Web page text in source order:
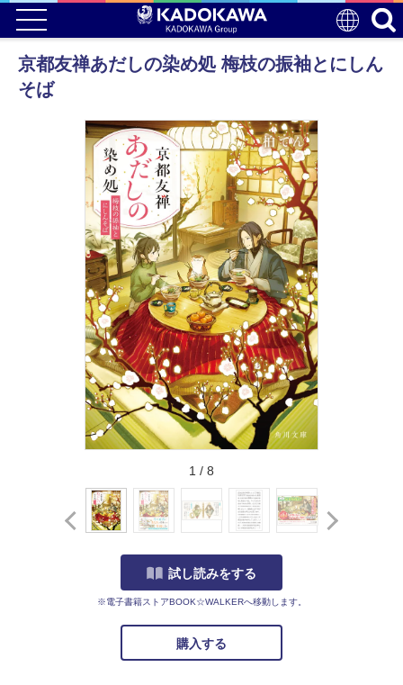
京都友禅あだしの染め処 梅枝の振袖とにしん
そば
1 / 8
試し読みをする
※電子書籍ストアBOOK☆WALKERへ移動します。
購入する